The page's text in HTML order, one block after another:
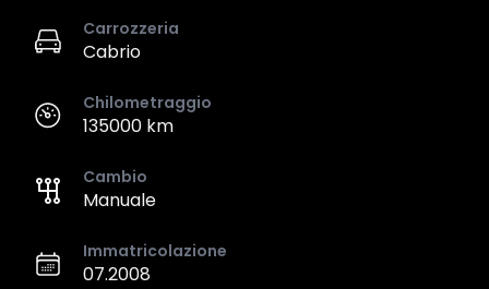
Carrozzeria
Cabrio
Chilometraggio
135000 km
Cambio
Manuale
Immatricolazione
07.2008